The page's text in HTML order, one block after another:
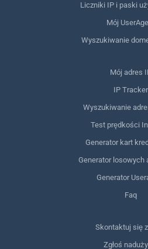
Liczniki IP i paski
Mój
Wyszukiwanie
Mój adres
IP Tracker
Wyszukiwanie
Test prędkości
Generator kart
Generator losowych
Generator
Faq
Skontaktuj się
Zgłoś